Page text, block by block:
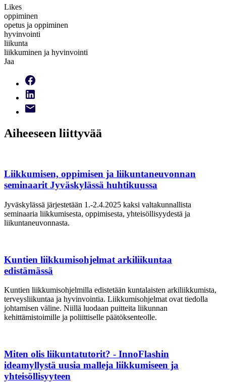
Likes
oppiminen
opetus ja oppiminen
hyvinvointi
liikunta
liikkuminen ja hyvinvointi
Jaa
Aiheeseen liittyvää
Liikkumisen, oppimisen ja liikuntaneuvonnan
seminaarit Jyväskylässä huhtikuussa
Jyväskylässä järjestetään 1.-2.4.2025 kaksi valtakunnallista
seminaaria liikkumisesta, oppimisesta, yhteisöllisyydestä ja
liikuntaneuvonnasta.
Kuntien liikkumisohjelmat arkiliikuntaa
edistämässä
Kuntien liikkumisohjelmilla edistetään kuntalaisten arkiliikkumista,
terveysliikuntaa ja hyvinvointia. Liikkumisohjelmat ovat tiedolla
johtamisen väline. Niillä luodaan puitteita liikunnan
kehittämistoimille ja poliittiselle päätöksenteolle.
Miten olis liikuntatutorit? - InnoFlashin
ideamyllystä uusia malleja liikkumiseen ja
yhteisöllisyyteen